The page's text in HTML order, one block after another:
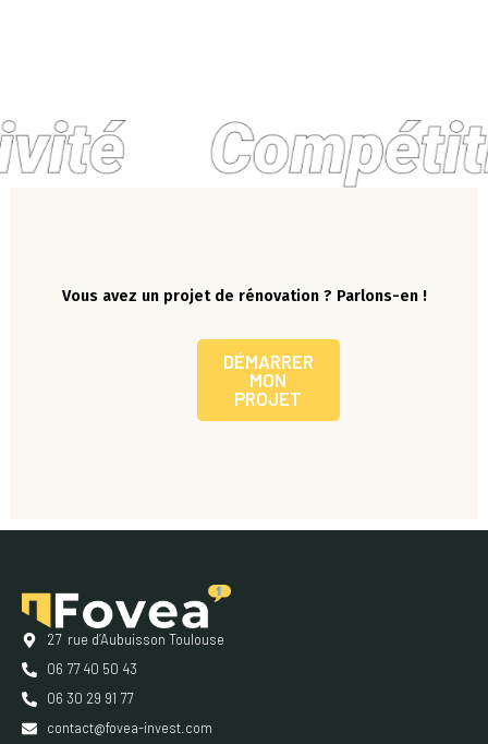
Vous avez un projet de rénovation ? Parlons-en !
DÉMARRER
MON
PROJET
27 rue d’Aubuisson Toulouse
06 77 40 50 43
06 30 29 91 77
contact@fovea-invest.com